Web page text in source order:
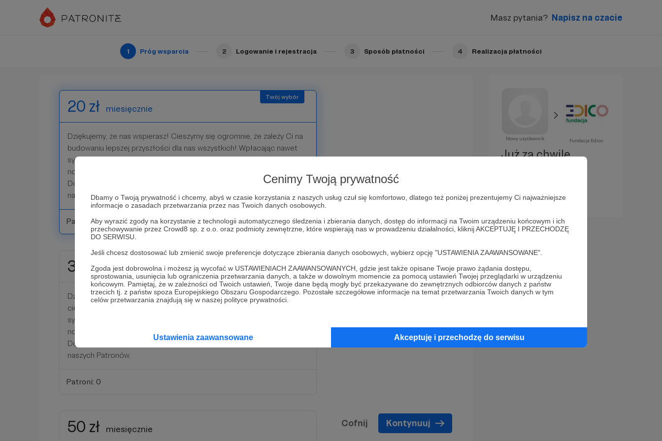
Cenimy Twoją prywatność
Dbamy o Twoją prywatność i chcemy, abyś w czasie korzystania z naszych usług czuł się komfortowo, dlatego też poniżej prezentujemy Ci najważniejsze
informacje o zasadach przetwarzania przez nas Twoich danych osobowych.
Aby wyrazić zgody na korzystanie z technologii automatycznego śledzenia i zbierania danych, dostęp do informacji na Twoim urządzeniu końcowym i ich
przechowywanie przez Crowd8 sp. z o.o. oraz podmioty zewnętrzne, które wspierają nas w prowadzeniu działalności, kliknij AKCEPTUJĘ I PRZECHODZĘ
DO SERWISU.
Jeśli chcesz dostosować lub zmienić swoje preferencje dotyczące zbierania danych osobowych, wybierz opcję "USTAWIENIA ZAAWANSOWANE".
Zgoda jest dobrowolna i możesz ją wycofać w USTAWIENIACH ZAAWANSOWANYCH, gdzie jest także opisane Twoje prawo żądania dostępu,
sprostowania, usunięcia lub ograniczenia przetwarzania danych, a także w dowolnym momencie za pomocą ustawień Twojej przeglądarki w urządzeniu
końcowym. Pamiętaj, że w zależności od Twoich ustawień, Twoje dane będą mogły być przekazywane do zewnętrznych odbiorców danych z państw
trzecich tj. z państw spoza Europejskiego Obszaru Gospodarczego. Pozostałe szczegółowe informacje na temat przetwarzania Twoich danych w tym
celów przetwarzania znajdują się w naszej polityce prywatności.
Ustawienia zaawansowane Akceptuję i przechodzę do serwisu
Masz pytania? Napisz na czacie
1 Próg wsparcia 2 Logowanie i rejestracja 3 Sposób płatności 4 Realizacja płatności
potwierdza, że to co robimy ma sens! 💚 Dostaniesz też dostęp do
20 zł miesięcznie
Dziękujemy, że nas wspierasz! Cieszymy się ogromnie, że zależy Ci na
budowaniu lepszej przyszłości dla nas wszystkich! Wpłacając nawet
symboliczne kwoty pomagasz nam rozwijać działalność i dodawać
nowe, ciekawe treści do naszego portalu Alternatywna Lista Lektur! 💛
Dostaniesz też oczywiście dostęp do plików dostępnych jedynie dla
naszych Patronów.
Patroni: 0
30 zł miesięcznie
Dziękujemy, że nas wspierasz! Doceniamy każdą wpłaconą kwotę,
cieszymy się, że angażujesz się społecznie! Wpłacając nawet
symboliczne kwoty pomagasz nam rozwijać działalność i dodawać
nowe, ciekawe treści do naszego portalu Alternatywna Lista Lektur! 💗
Dostaniesz też oczywiście dostęp do plików dostępnych jedynie dla
naszych Patronów.
Patroni: 0
50 zł miesięcznie
Cofnij Kontynuuj
Nowy użytkownik Fundacja Edico
Już za chwilę